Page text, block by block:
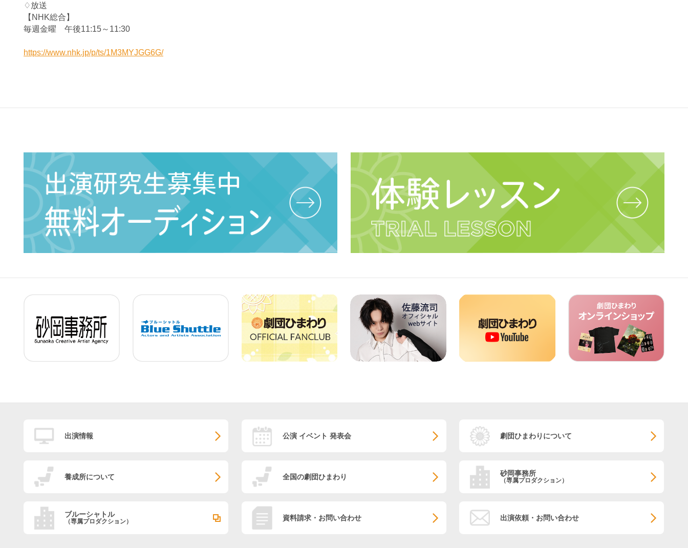
♢放送
【NHK総合】
毎週金曜 午後11:15～11:30
https://www.nhk.jp/p/ts/1M3MYJGG6G/
出演情報 公演 イベント 発表会 劇団ひまわりについて
養成所について 全国の劇団ひまわり 砂岡事務所
（専属プロダクション）
ブルーシャトル
（専属プロダクション） 資料請求・お問い合わせ 出演依頼・お問い合わせ